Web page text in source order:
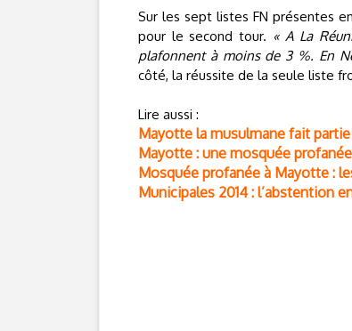
Sur les sept listes FN présentes
pour le second tour. « A La
plafonnent à moins de 3 %. En
côté, la réussite de la seule liste
Lire aussi :
Mayotte la musulmane fait partie
Mayotte : une mosquée
Mosquée profanée à Mayotte :
Municipales 2014 : l’abstention